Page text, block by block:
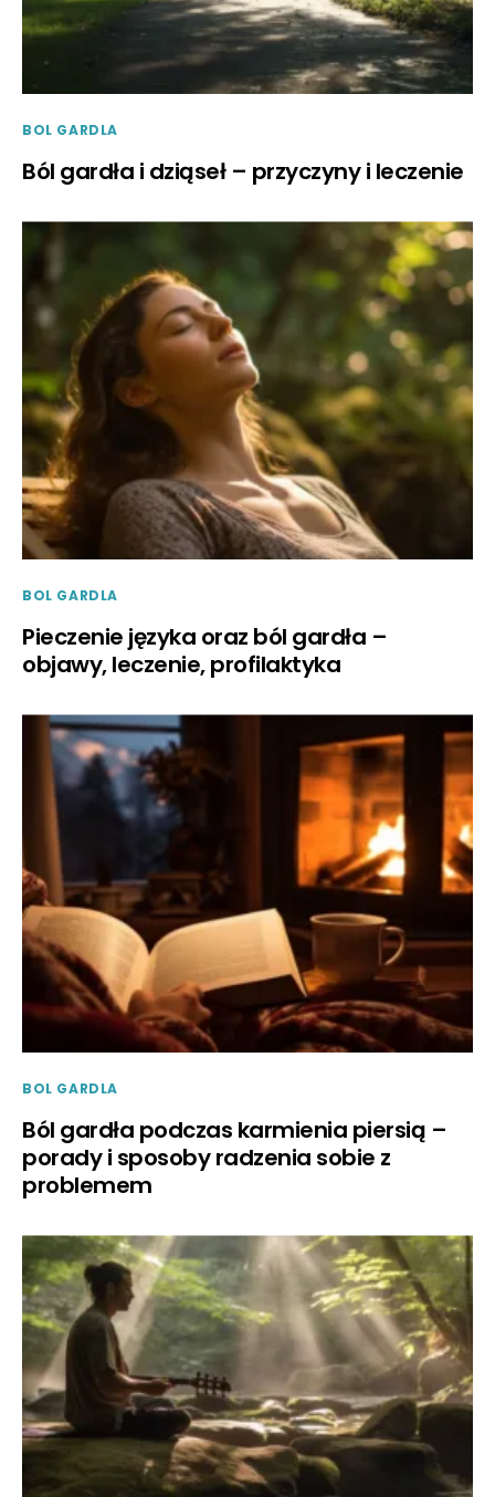
BOL GARDLA
Ból gardła i dziąseł – przyczyny i leczenie
BOL GARDLA
Pieczenie języka oraz ból gardła –
objawy, leczenie, profilaktyka
BOL GARDLA
Ból gardła podczas karmienia piersią –
porady i sposoby radzenia sobie z
problemem